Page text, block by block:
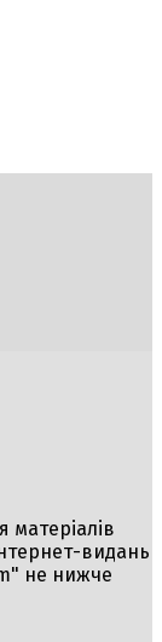
видань
не нижче